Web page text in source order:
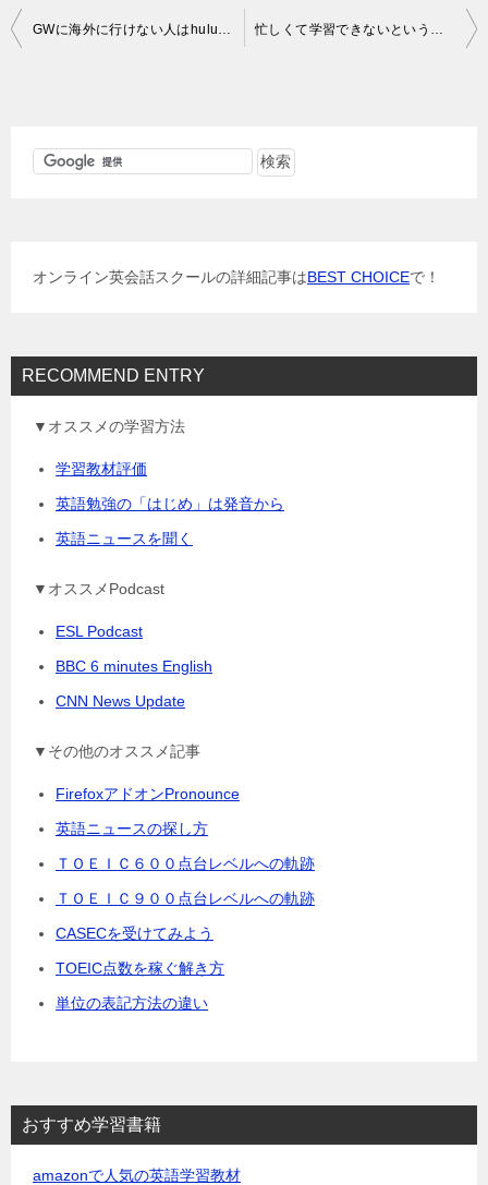
投
GWに海外に行けない人はhuluで英語環境を作る！ 忙しくて学習できないというのは、本当にただの言い訳という時代
オンライン英会話スクールの詳細記事はBEST CHOICEで！
RECOMMEND ENTRY
▼オススメの学習方法
学習教材評価
英語勉強の「はじめ」は発音から
英語ニュースを聞く
▼オススメPodcast
ESL Podcast
BBC 6 minutes English
CNN News Update
▼その他のオススメ記事
FirefoxアドオンPronounce
英語ニュースの探し方
ＴＯＥＩＣ６００点台レベルへの軌跡
ＴＯＥＩＣ９００点台レベルへの軌跡
CASECを受けてみよう
TOEIC点数を稼ぐ解き方
単位の表記方法の違い
おすすめ学習書籍
amazonで人気の英語学習教材